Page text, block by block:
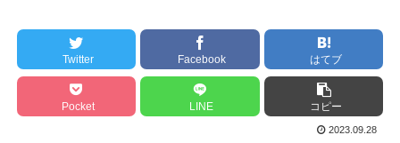
Twitter Facebook はてブ
Pocket LINE コピー
2023.09.28